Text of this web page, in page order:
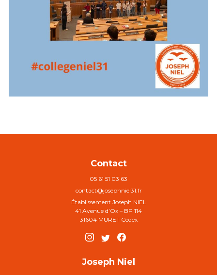
Contact
05 61 51 03 63
contact@josephniel31.fr
Établissement Joseph NIEL
41 Avenue d’Ox – BP 114
31604 MURET Cedex
Joseph Niel